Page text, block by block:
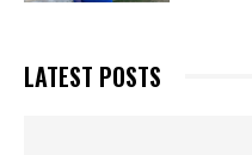
LATEST POSTS